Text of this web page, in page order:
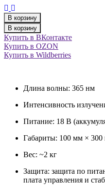
В корзину
В корзину
Купить в ВКонтакте
Купить в OZON
Купить в Wildberries
Длина волны: 365 нм
Интенсивность
Питание: 18 В
Габариты: 100 мм ×
Вес: ~2 кг
Защита: защита по
плата управления и